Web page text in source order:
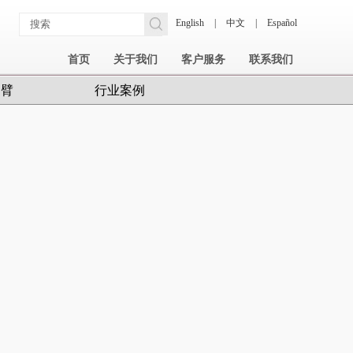
English 中文 Español
首页 关于我们 客户服务 联系我们
行业案例